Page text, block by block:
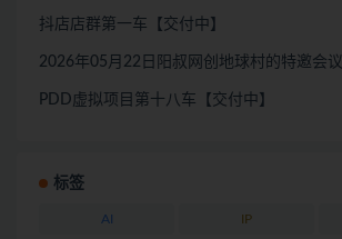
抖店店群第一车【交付中】
2026年05月22日阳叔网创地球村的特邀会议
PDD虚拟项目第十八车【交付中】
标签
AI IP